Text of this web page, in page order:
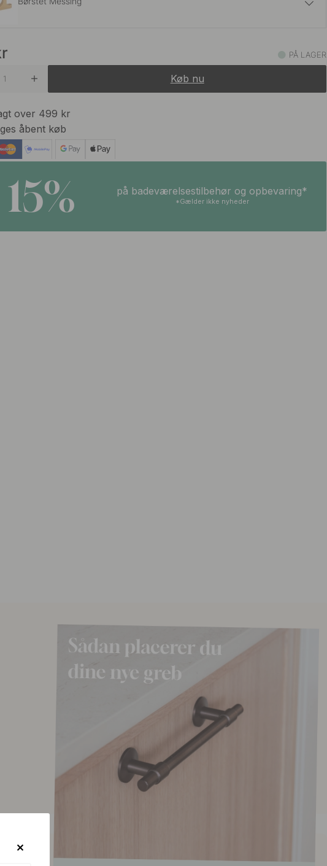
På lager
PÅ LAGER
Køb nu
over 499 kr
åbent køb
15% på badeværelsestilbehør og opbevaring*
*Gælder ikke nyheder